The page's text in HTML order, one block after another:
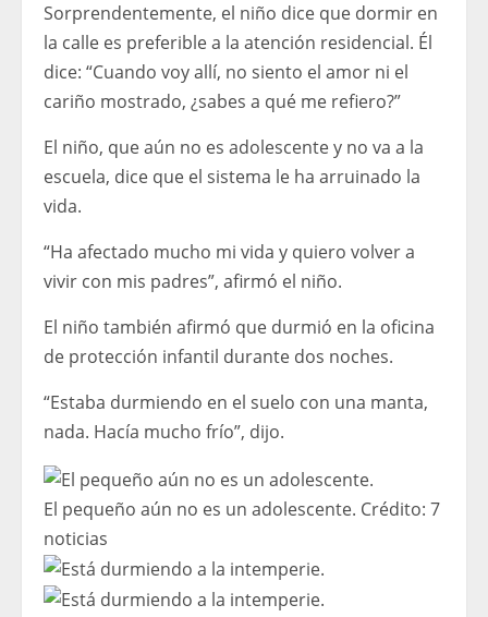
Sorprendentemente, el niño dice que dormir en
la calle es preferible a la atención residencial. Él
dice: “Cuando voy allí, no siento el amor ni el
cariño mostrado, ¿sabes a qué me refiero?”
El niño, que aún no es adolescente y no va a la
escuela, dice que el sistema le ha arruinado la
vida.
“Ha afectado mucho mi vida y quiero volver a
vivir con mis padres”, afirmó el niño.
El niño también afirmó que durmió en la oficina
de protección infantil durante dos noches.
“Estaba durmiendo en el suelo con una manta,
nada. Hacía mucho frío”, dijo.
El pequeño aún no es un adolescente. Crédito: 7
noticias